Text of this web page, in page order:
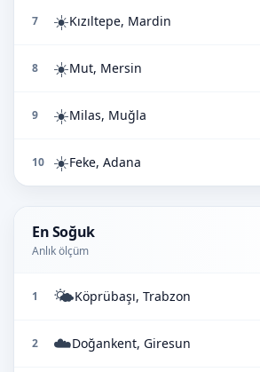
7 ☀️Kızıltepe, Mardin
8 ☀️Mut, Mersin
9 ☀️Milas, Muğla
10 ☀️Feke, Adana
En Soğuk
Anlık ölçüm
1 🌤️Köprübaşı, Trabzon
2 ☁️Doğankent, Giresun